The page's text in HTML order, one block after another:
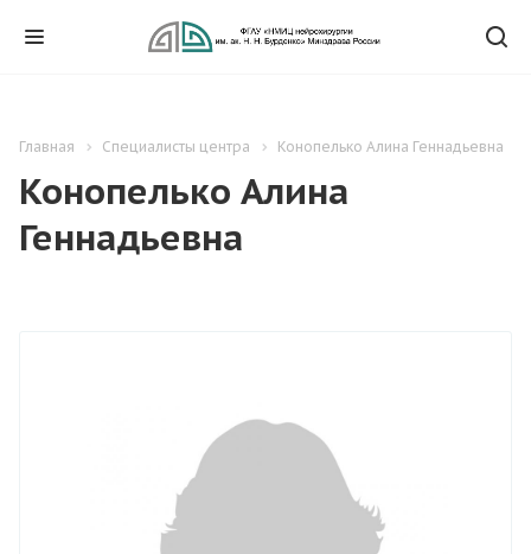
Главная Специалисты центра Конопелько Алина Геннадьевна
Конопелько Алина
Геннадьевна